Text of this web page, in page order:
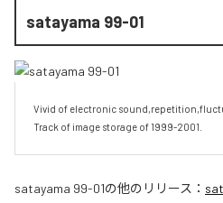
satayama 99-01
Vivid of electronic
Track of image storage of 1999-2001.
satayama 99-01の他のリリース：